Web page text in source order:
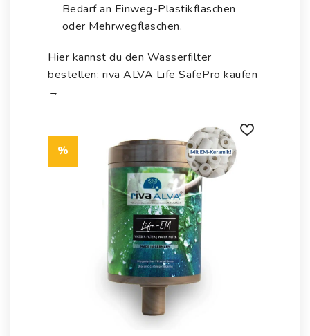
Bedarf an Einweg-Plastikflaschen
oder Mehrwegflaschen.
Hier kannst du den Wasserfilter
bestellen: riva ALVA Life SafePro kaufen
→
%
Auf die
Wunschliste